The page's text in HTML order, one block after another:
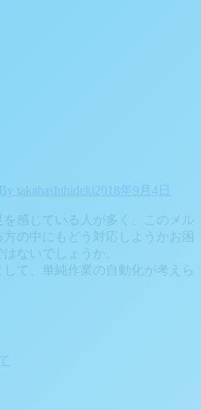
By takahashihideki 2018年9月4日
を感じている人が多く、このメル
の中にもどう対応しようかお困
ないでしょうか。
て、単純作業の自動化が考えら